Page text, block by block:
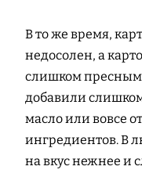
В то же время,
недосолен, а
слишком
добавили
масло или вовсе
ингредиентов. В
на вкус нежнее и